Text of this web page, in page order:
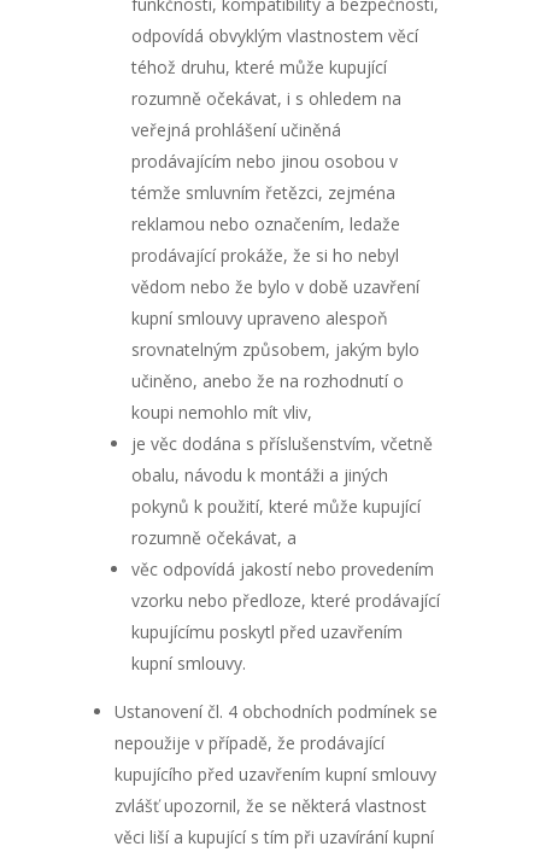
odpovídá obvyklým vlastnostem věcí
téhož druhu, které může kupující
rozumně očekávat, i s ohledem na
veřejná prohlášení učiněná
prodávajícím nebo jinou osobou v
témže smluvním řetězci, zejména
reklamou nebo označením, ledaže
prodávající prokáže, že si ho nebyl
vědom nebo že bylo v době uzavření
kupní smlouvy upraveno alespoň
srovnatelným způsobem, jakým bylo
učiněno, anebo že na rozhodnutí o
koupi nemohlo mít vliv,
je věc dodána s příslušenstvím, včetně
obalu, návodu k montáži a jiných
pokynů k použití, které může kupující
rozumně očekávat, a
věc odpovídá jakostí nebo provedením
vzorku nebo předloze, které prodávající
kupujícímu poskytl před uzavřením
kupní smlouvy.
Ustanovení čl. 4 obchodních podmínek se
nepoužije v případě, že prodávající
kupujícího před uzavřením kupní smlouvy
zvlášť upozornil, že se některá vlastnost
věci liší a kupující s tím při uzavírání kupní